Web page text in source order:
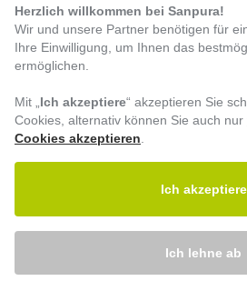
ZAHLUNGSARTEN
BESUCHEN SIE UNS
Herzlich willkommen bei Sanpura!
Wir und unsere Partner benötigen für
Ihre Einwilligung, um Ihnen das
ermöglichen.
Mit „ Ich akzeptiere“ akzeptieren Sie
Cookies, alternativ können Sie auch nur
Cookies akzeptieren
Ich akzeptiere
Ich lehne ab